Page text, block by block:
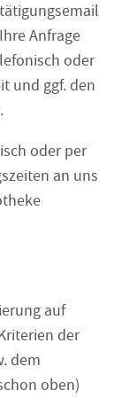
Anfrage
oder
und ggf. den
oder per
an uns
auf
der
dem
oben)